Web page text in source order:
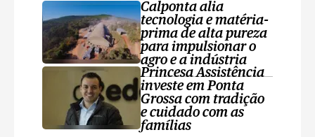
Calponta alia
tecnologia e matéria-
prima de alta pureza
para impulsionar o
agro e a indústria
Princesa Assistência
investe em Ponta
Grossa com tradição
e cuidado com as
famílias